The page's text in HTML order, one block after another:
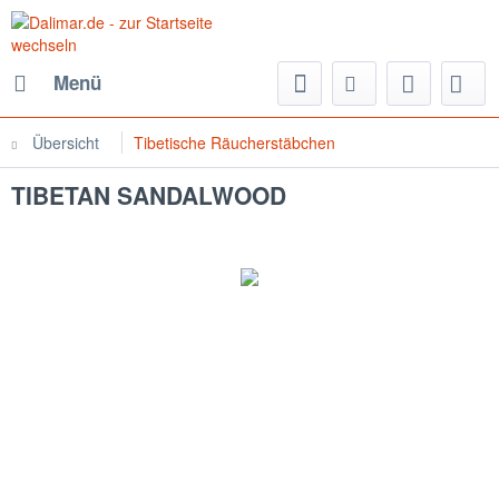
Menü
Übersicht Tibetische Räucherstäbchen
TIBETAN SANDALWOOD